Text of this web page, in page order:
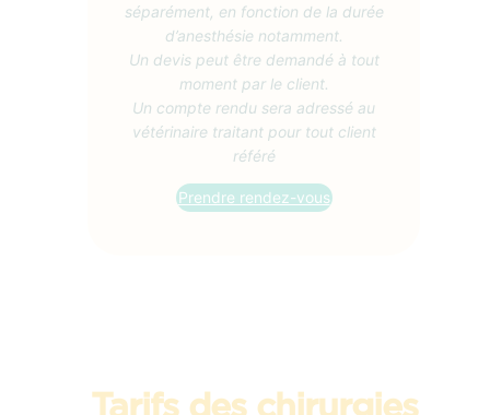
séparément, en fonction de la durée
d’anesthésie notamment.
Un devis peut être demandé à tout
moment par le client.
Un compte rendu sera adressé au
vétérinaire traitant pour tout client
référé
Prendre rendez-vous
Tarifs des chirurgies